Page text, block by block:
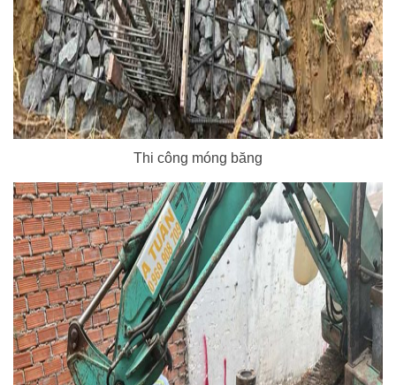
Thi công móng băng